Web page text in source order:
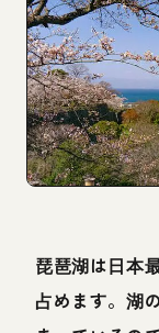
琵琶湖は日本
占めます。湖